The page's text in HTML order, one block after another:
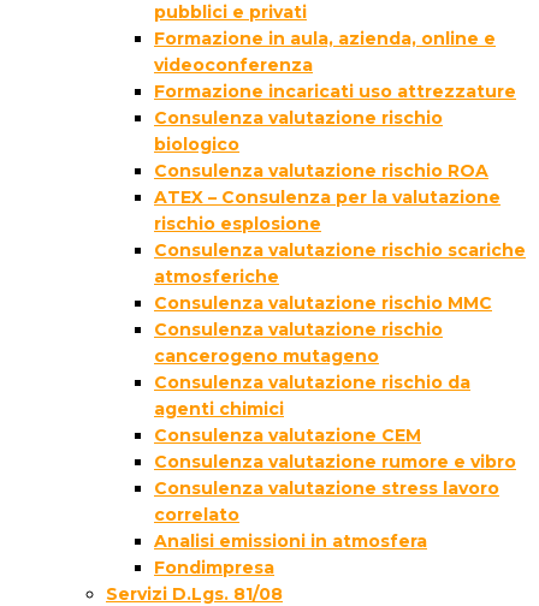
pubblici e privati
Formazione in aula, azienda, online e
videoconferenza
Formazione incaricati uso attrezzature
Consulenza valutazione rischio
biologico
Consulenza valutazione rischio ROA
ATEX – Consulenza per la valutazione
rischio esplosione
Consulenza valutazione rischio scariche
atmosferiche
Consulenza valutazione rischio MMC
Consulenza valutazione rischio
cancerogeno mutageno
Consulenza valutazione rischio da
agenti chimici
Consulenza valutazione CEM
Consulenza valutazione rumore e vibro
Consulenza valutazione stress lavoro
correlato
Analisi emissioni in atmosfera
Fondimpresa
Servizi D.Lgs. 81/08